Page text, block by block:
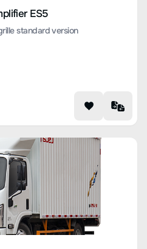
ES5
standard version